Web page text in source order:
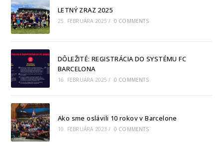
LETNÝ ZRAZ 2025
25. FEBRUÁRA 2025 / 0 COMMENTS
DÔLEŽITÉ: REGISTRÁCIA DO SYSTÉMU FC
BARCELONA
16. FEBRUÁRA 2025 / 0 COMMENTS
Ako sme oslávili 10 rokov v Barcelone
10. FEBRUÁRA 2023 / 0 COMMENTS